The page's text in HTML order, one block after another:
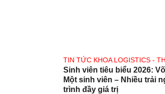
TIN TỨC KHOA LOGISTICS -
Sinh viên tiêu biểu 2026:
Một sinh viên – Nhiều trải nghiệm – Một hành
trình đầy giá trị